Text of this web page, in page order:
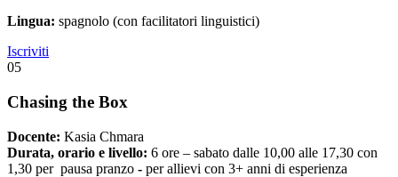
Lingua: spagnolo (con facilitatori linguistici)
Iscriviti
05
Chasing the Box
Docente: Kasia Chmara
Durata, orario e livello: 6 ore – sabato dalle 10,00 alle 17,30 con
1,30 per pausa pranzo - per allievi con 3+ anni di esperienza